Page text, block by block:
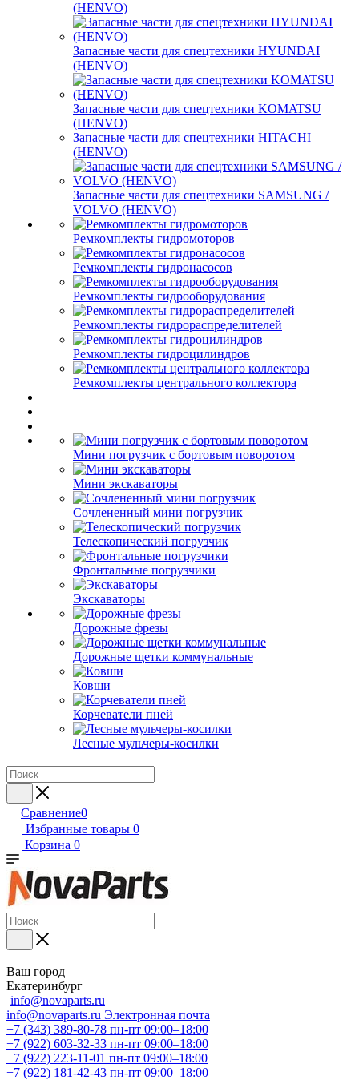
(HENVO)
Запасные части для спецтехники HYUNDAI
(HENVO)
Запасные части для спецтехники KOMATSU
(HENVO)
Запасные части для спецтехники HITACHI
(HENVO)
Запасные части для спецтехники SAMSUNG /
VOLVO (HENVO)
Ремкомплекты гидромоторов
Ремкомплекты гидронасосов
Ремкомплекты гидрооборудования
Ремкомплекты гидрораспределителей
Ремкомплекты гидроцилиндров
Ремкомплекты центрального коллектора
Мини погрузчик с бортовым поворотом
Мини экскаваторы
Сочлененный мини погрузчик
Телескопический погрузчик
Фронтальные погрузчики
Экскаваторы
Дорожные фрезы
Дорожные щетки коммунальные
Ковши
Корчеватели пней
Лесные мульчеры-косилки
Сравнение0
Избранные товары 0
Корзина 0
Ваш город
Екатеринбург
info@novaparts.ru
info@novaparts.ru Электронная почта
+7 (343) 389-80-78 пн-пт 09:00–18:00
+7 (922) 603-32-33 пн-пт 09:00–18:00
+7 (922) 223-11-01 пн-пт 09:00–18:00
+7 (922) 181-42-43 пн-пт 09:00–18:00